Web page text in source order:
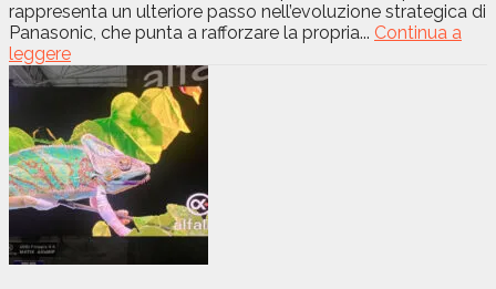
rappresenta un ulteriore passo nell’evoluzione strategica di
Panasonic, che punta a rafforzare la propria... Continua a
leggere